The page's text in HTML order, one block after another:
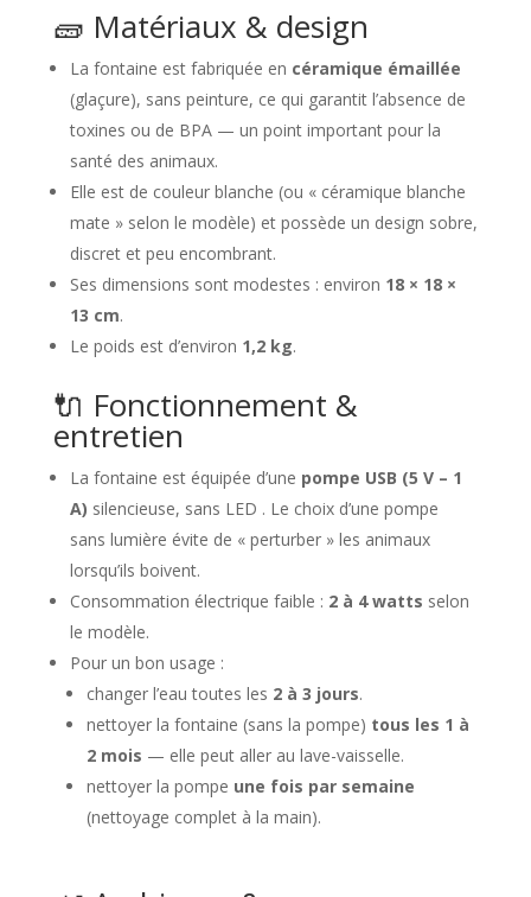
🧱 Matériaux & design
La fontaine est fabriquée en céramique émaillée
(glaçure), sans peinture, ce qui garantit l’absence de
toxines ou de BPA — un point important pour la
santé des animaux.
Elle est de couleur blanche (ou « céramique blanche
mate » selon le modèle) et possède un design sobre,
discret et peu encombrant.
Ses dimensions sont modestes : environ 18 × 18 ×
13 cm.
Le poids est d’environ 1,2 kg.
🔌 Fonctionnement &
entretien
La fontaine est équipée d’une pompe USB (5 V – 1
A) silencieuse, sans LED . Le choix d’une pompe
sans lumière évite de « perturber » les animaux
lorsqu’ils boivent.
Consommation électrique faible : 2 à 4 watts selon
le modèle.
Pour un bon usage :
changer l’eau toutes les 2 à 3 jours.
nettoyer la fontaine (sans la pompe) tous les 1 à
2 mois — elle peut aller au lave-vaisselle.
nettoyer la pompe une fois par semaine
(nettoyage complet à la main).